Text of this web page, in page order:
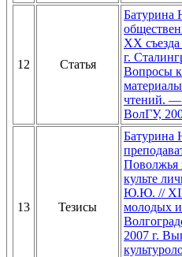
12 Статья
Батурина
XX
г.
Вопросы
чтений. —
ВолГУ,
13 Тезисы
Поволжья
культе
Ю.Ю. // XII
молодых
2007 г.